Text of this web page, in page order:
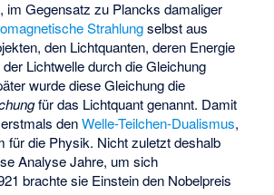
im Gegensatz zu Plancks damaliger
Strahlungselbst aus
den Lichtquanten, deren Energie
der Lichtwelle durch die Gleichung
wurde diese Gleichung die
für das Lichtquant genannt. Damit
denWelle-Teilchen-Dualismus,
für die Physik. Nicht zuletzt deshalb
Analyse Jahre, um sich
brachte sie Einstein den Nobelpreis